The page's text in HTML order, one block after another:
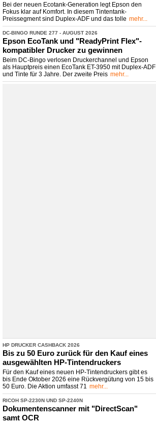
Bei der neuen Ecotank-Generation legt Epson den
Fokus klar auf Komfort. In diesem Tintentank-
Preissegment sind Duplex-ADF und das tolle mehr...
DC-​BINGO RUNDE 277 - ​ AUGUST 2026
Epson EcoTank und "ReadyPrint Flex"-
kompatibler Drucker zu gewinnen
Beim DC-Bingo verlosen Druckerchannel und Epson
als Hauptpreis einen EcoTank ET-3950 mit Duplex-ADF
und Tinte für 3 Jahre. Der zweite Preis mehr...
HP DRUCKER CASHBACK 2026
Bis zu 50 Euro zurück für den Kauf eines
ausgewählten HP-​Tintendruckers
Für den Kauf eines neuen HP-Tintendruckers gibt es
bis Ende Oktober 2026 eine Rückvergütung von 15 bis
50 Euro. Die Aktion umfasst 71 mehr...
RICOH SP-​2230N UND SP-​2240N
Dokumentenscanner mit "DirectScan"
samt OCR